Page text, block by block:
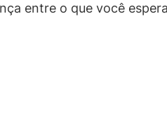
entre o que você